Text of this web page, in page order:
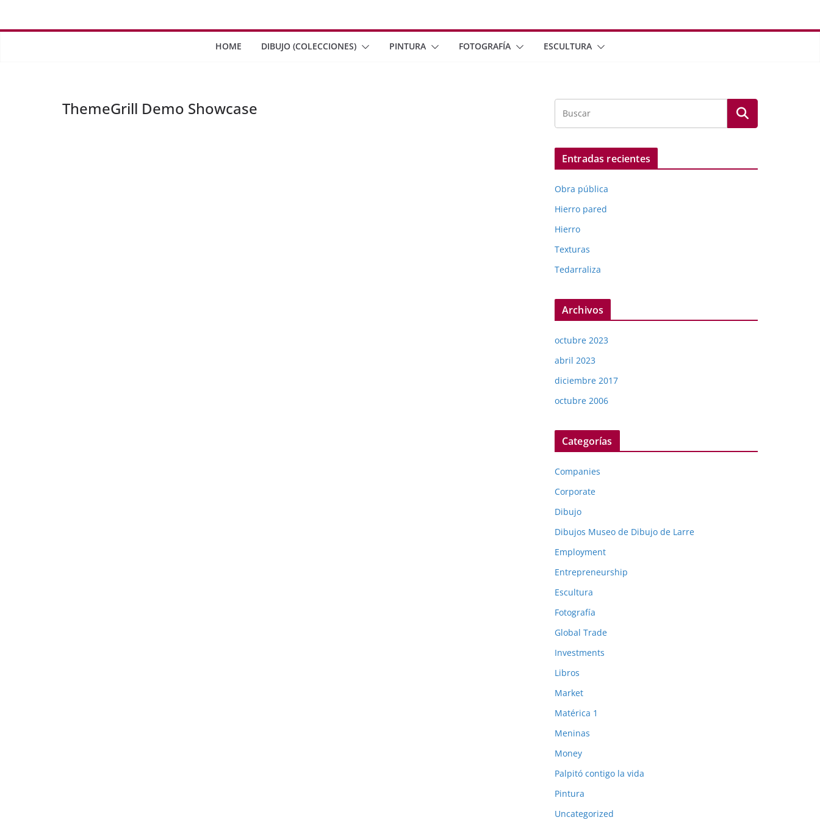
HOME DIBUJO (COLECCIONES) PINTURA FOTOGRAFÍA ESCULTURA
ThemeGrill Demo Showcase
Entradas recientes
Obra pública
Hierro pared
Hierro
Texturas
Tedarraliza
Archivos
octubre 2023
abril 2023
diciembre 2017
octubre 2006
Categorías
Companies
Corporate
Dibujo
Dibujos Museo de Dibujo de Larre
Employment
Entrepreneurship
Escultura
Fotografía
Global Trade
Investments
Libros
Market
Matérica 1
Meninas
Money
Palpitó contigo la vida
Pintura
Uncategorized